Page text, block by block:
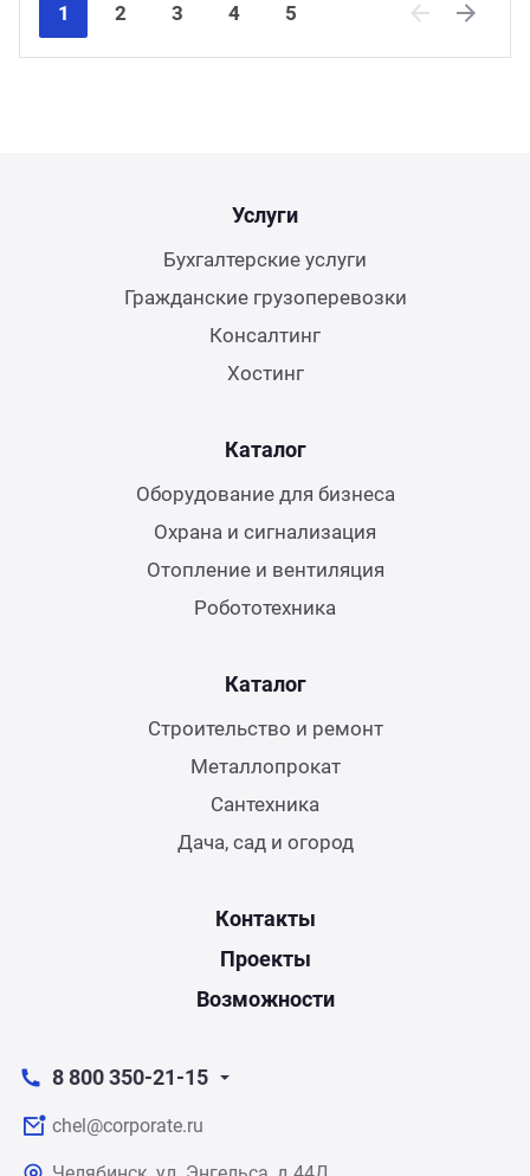
1 2 3 4
5
Услуги
Бухгалтерские услуги
Гражданские грузоперевозки
Консалтинг
Хостинг
Каталог
Оборудование для бизнеса
Охрана и сигнализация
Отопление и вентиляция
Робототехника
Каталог
Строительство и ремонт
Металлопрокат
Сантехника
Дача, сад и огород
Контакты
Проекты
Возможности
8 800 350-21-15
chel@corporate.ru